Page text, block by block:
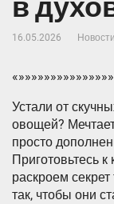
в
16.05.2026 Новости
Устали от
овощей?
просто
Приготовьтесь
раскроем
так, чтобы они